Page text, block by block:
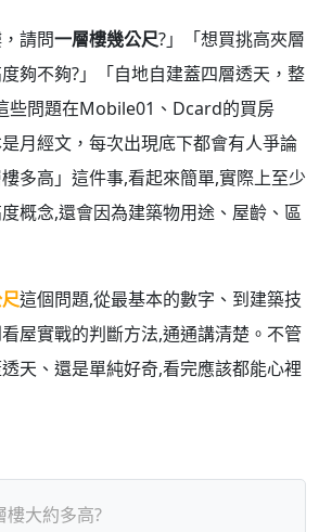
請問一層樓幾公尺?」「想買挑高夾層
夠不夠?」「自地自建蓋四層透天，整
些問題在Mobile01、Dcard的買房
月經文，每次出現底下都會有人爭論
多高」這件事,看起來簡單,實際上至少
概念,還會因為建築物用途、屋齡、區
這個問題,從最基本的數字、到建築技
屋實戰的判斷方法,通通講清楚。不管
天、還是單純好奇,看完應該都能心裡
樓大約多高?